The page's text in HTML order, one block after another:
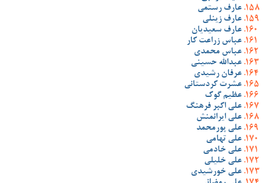
عارف رستمی
عارف زینلی
عارف سعیدیان
عباس زراعت کار
عباس محمدی
عبدالله حسینی
عرفان رشیدی
عشرت کردستانی
عظیم گوک
علی اکبر فرهنگ
علی ایرانمنش
علی پورمحمد
علی تهامی
علی خادمی
علی خلیلی
علی خورشیدی